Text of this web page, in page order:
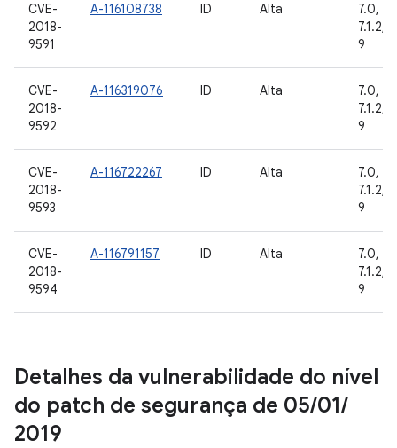
CVE-
2018-
9591
A-116108738 ID Alta
7.0,
7.1.2,
9
CVE-
2018-
9592
A-116319076 ID Alta
7.0,
7.1.2,
9
CVE-
2018-
9593
A-116722267 ID Alta
7.0,
7.1.2,
9
CVE-
2018-
9594
A-116791157 ID Alta
7.0,
7.1.2,
9
Detalhes da vulnerabilidade do nível
do patch de segurança de 05/01/
2019